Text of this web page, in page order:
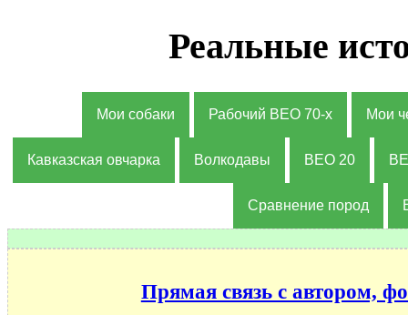
Реальные
Мои собаки Рабочий ВЕО 70-х Мои
Кавказская овчарка Волкодавы ВЕО 20
Сравнение пород
Прямая связь с автором,